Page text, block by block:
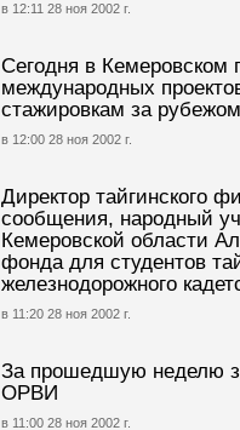
в 12:11 28 ноя 2002 г.
Сегодня в Кемеровском
международных
стажировкам за
в 12:00 28 ноя 2002 г.
Директор тайгинского
сообщения, народный
Кемеровской области
фонда для студентов
железнодорожного
в 11:20 28 ноя 2002 г.
За прошедшую неделю
ОРВИ
в 11:00 28 ноя 2002 г.